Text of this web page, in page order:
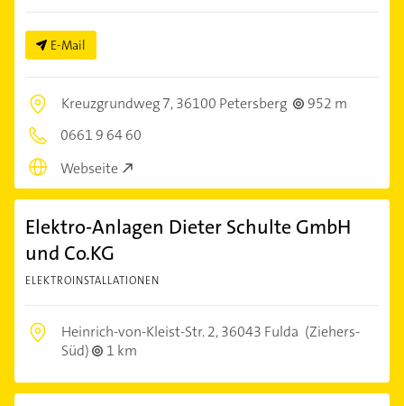
E-Mail
Kreuzgrundweg 7,36100 Petersberg
952 m
0661 9 64 60
Webseite
Elektro-Anlagen Dieter Schulte GmbH
und Co.KG
ELEKTROINSTALLATIONEN
Heinrich-von-Kleist-Str. 2,36043 Fulda (Ziehers-
Süd)
1 km